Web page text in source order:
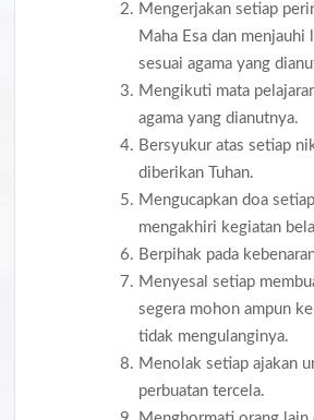
Mengerjakan setiap
Maha Esa dan menjauhi
sesuai agama yang
Mengikuti mata
agama yang dianutnya.
Bersyukur atas setiap
diberikan Tuhan.
Mengucapkan doa
mengakhiri kegiatan
Berpihak pada
Menyesal setiap
segera mohon ampun
tidak mengulanginya.
Menolak setiap ajakan
perbuatan tercela.